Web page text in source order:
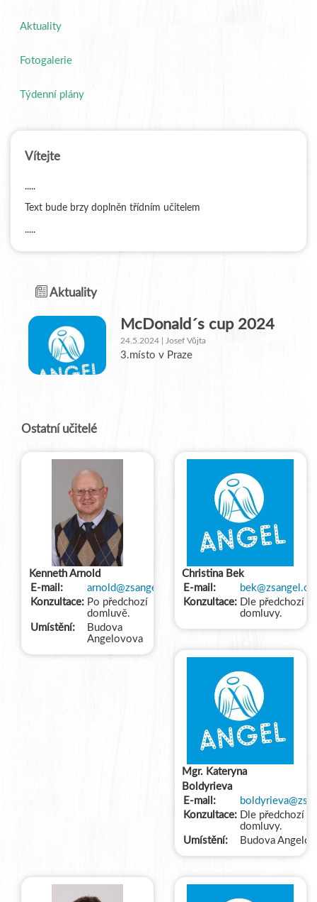
Aktuality
Fotogalerie
Týdenní plány
Vítejte
.....
Text bude brzy doplněn třídním učitelem
.....
Aktuality
McDonald´s cup 2024
24.5.2024 | Josef Vůjta
3.místo v Praze
Ostatní učitelé
Kenneth Arnold
E-mail:
arnold@zsangel.cz
Konzultace: Po předchozí
domluvě.
Umístění:
Budova
Angelovova
Christina Bek
E-mail:
bek@zsangel.cz
Konzultace: Dle předchozí
domluvy.
Mgr. Kateryna
Boldyrieva
E-mail:
Konzultace: Dle předchozí
domluvy.
Umístění:
Budova